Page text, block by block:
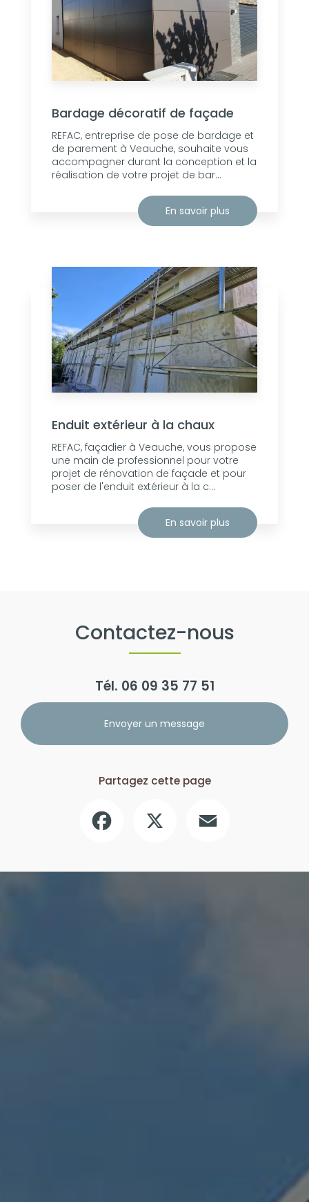
Bardage décoratif de façade
REFAC, entreprise de pose de bardage et
de parement à Veauche, souhaite vous
accompagner durant la conception et la
réalisation de votre projet de bar...
En savoir plus
Enduit extérieur à la chaux
REFAC, façadier à Veauche, vous propose
une main de professionnel pour votre
projet de rénovation de façade et pour
poser de l'enduit extérieur à la c...
En savoir plus
Contactez-nous
Tél. 06 09 35 77 51
Envoyer un message
Partagez cette page